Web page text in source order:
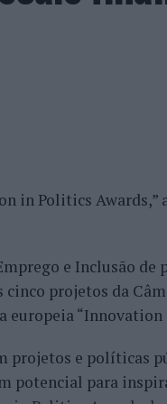
Carlos
de
planos de
náuticos
de provas,
Kitewave, dedicada
equipada com foil
distintas. A
percurso, destina-
frente às piscinas
in Politics Awards,”
e Inclusão de
cinco projetos da
“Innovation
projetos e políticas
potencial para